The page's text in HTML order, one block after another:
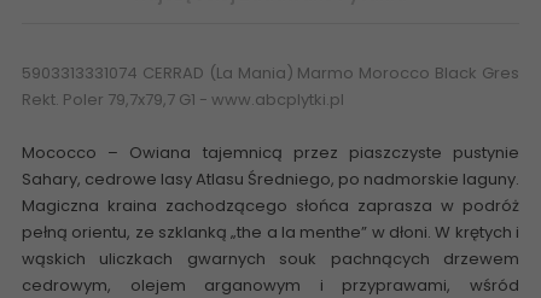
5903313331074 CERRAD (La Mania) Marmo Morocco Black Gres
Rekt. Poler 79,7x79,7 G1 - www.abcplytki.pl
Mococco – Owiana tajemnicą przez piaszczyste pustynie
Sahary, cedrowe lasy Atlasu Średniego, po nadmorskie laguny.
Magiczna kraina zachodzącego słońca zaprasza w podróż
pełną orientu, ze szklanką „the a la menthe” w dłoni. W krętych i
wąskich uliczkach gwarnych souk pachnących drzewem
cedrowym, olejem arganowym i przyprawami, wśród